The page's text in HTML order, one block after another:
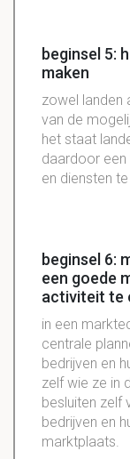
beginsel 5:
maken
zowel landen
van de
het staat
daardoor
en diensten
beginsel 6:
een goede
activiteit te
in een
centrale
bedrijven en
zelf wie ze in
besluiten zelf
bedrijven en
marktplaats.